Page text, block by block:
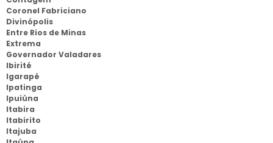
Coronel Fabriciano
Divinópolis
Entre Rios de Minas
Extrema
Governador Valadares
Ibirité
Igarapé
Ipatinga
Ipuiúna
Itabira
Itabirito
Itajuba